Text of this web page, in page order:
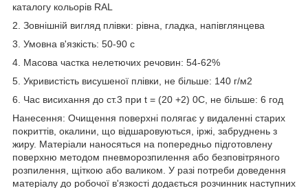
каталогу кольорів RAL
2. Зовнішній вигляд плівки: рівна, гладка, напівглянцева
3. Умовна в'язкість: 50-90 с
4. Масова частка нелетючих речовин: 54-62%
5. Укривистість висушеної плівки, не більше: 140 г/м2
6. Час висихання до ст.3 при t = (20 +2) 0C, не більше: 6 год
Нанесення: Очищення поверхні полягає у видаленні старих
покриттів, окалини, що відшаровуються, іржі, забруднень з
жиру. Матеріали наносяться на попередньо підготовлену
поверхню методом пневморозпилення або безповітряного
розпилення, щіткою або валиком. У разі потреби доведення
матеріалу до робочої в'язкості додається розчинник наступних